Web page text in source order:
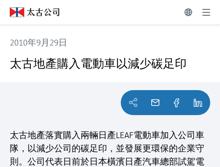
2010年9月29日
太古地產購入電動車以減少碳足印
太古地產落實購入兩輛日產LEAF電動車加入公司車
隊，以減少公司的碳足印，並發展更環保的企業守
則。公司代表日前於日本橫濱日產汽車總部試駕電